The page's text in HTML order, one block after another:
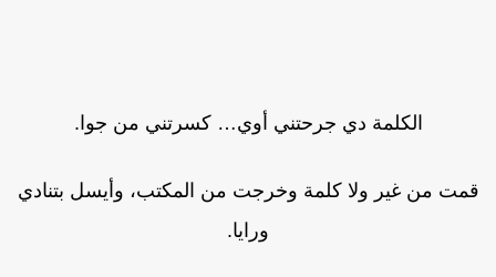
الكلمة دي جرحتني أوي… كسرتني من جوا.
من غير ولا كلمة وخرجت من المكتب، وأيسل بتنادي
ورايا.